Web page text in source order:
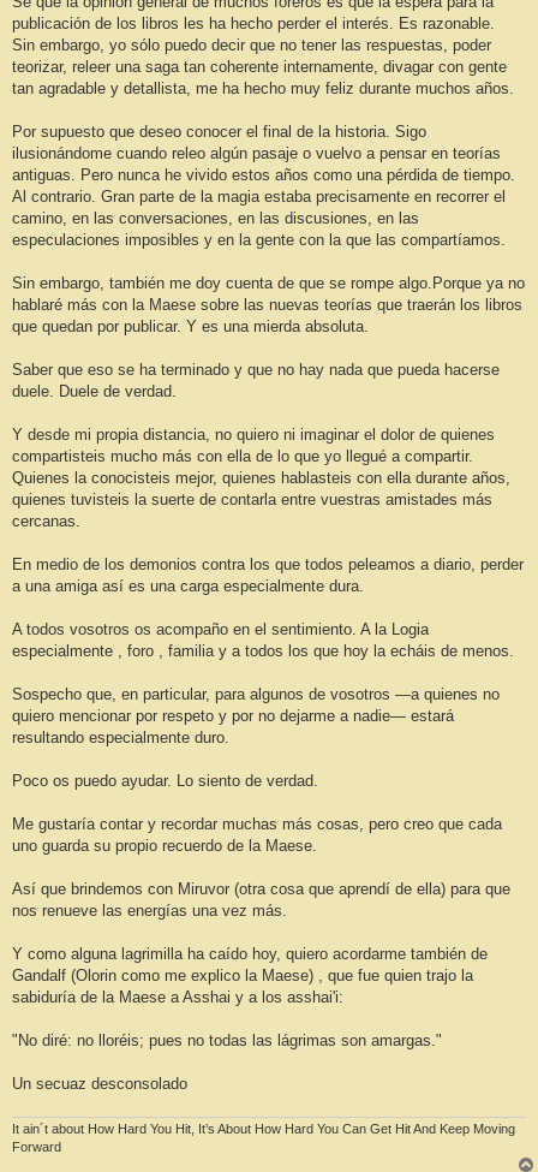
publicación de los libros les ha hecho perder el interés. Es razonable.
Sin embargo, yo sólo puedo decir que no tener las respuestas, poder
teorizar, releer una saga tan coherente internamente, divagar con gente
tan agradable y detallista, me ha hecho muy feliz durante muchos años.
Por supuesto que deseo conocer el final de la historia. Sigo
ilusionándome cuando releo algún pasaje o vuelvo a pensar en teorías
antiguas. Pero nunca he vivido estos años como una pérdida de tiempo.
Al contrario. Gran parte de la magia estaba precisamente en recorrer el
camino, en las conversaciones, en las discusiones, en las
especulaciones imposibles y en la gente con la que las compartíamos.
Sin embargo, también me doy cuenta de que se rompe algo.Porque ya no
hablaré más con la Maese sobre las nuevas teorías que traerán los libros
que quedan por publicar. Y es una mierda absoluta.
Saber que eso se ha terminado y que no hay nada que pueda hacerse
duele. Duele de verdad.
Y desde mi propia distancia, no quiero ni imaginar el dolor de quienes
compartisteis mucho más con ella de lo que yo llegué a compartir.
Quienes la conocisteis mejor, quienes hablasteis con ella durante años,
quienes tuvisteis la suerte de contarla entre vuestras amistades más
cercanas.
En medio de los demonios contra los que todos peleamos a diario, perder
a una amiga así es una carga especialmente dura.
A todos vosotros os acompaño en el sentimiento. A la Logia
especialmente , foro , familia y a todos los que hoy la echáis de menos.
Sospecho que, en particular, para algunos de vosotros —a quienes no
quiero mencionar por respeto y por no dejarme a nadie— estará
resultando especialmente duro.
Poco os puedo ayudar. Lo siento de verdad.
Me gustaría contar y recordar muchas más cosas, pero creo que cada
uno guarda su propio recuerdo de la Maese.
Así que brindemos con Miruvor (otra cosa que aprendí de ella) para que
nos renueve las energías una vez más.
Y como alguna lagrimilla ha caído hoy, quiero acordarme también de
Gandalf (Olorin como me explico la Maese) , que fue quien trajo la
sabiduría de la Maese a Asshai y a los asshai'i:
"No diré: no lloréis; pues no todas las lágrimas son amargas."
Un secuaz desconsolado
It ain´t about How Hard You Hit, It’s About How Hard You Can Get Hit And Keep Moving
Forward